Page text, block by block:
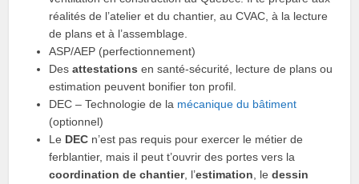
réalités de l’atelier et du chantier, au CVAC, à la lecture
de plans et à l’assemblage.
ASP/AEP (perfectionnement)
Desattestations en santé-sécurité, lecture de plans ou
estimation peuvent bonifier ton profil.
DEC – Technologie de la mécanique du bâtiment
(optionnel)
Le DEC n’est pas requis pour exercer le métier de
ferblantier, mais il peut t’ouvrir des portes vers la
coordination de chantier, l’estimation , ledessin